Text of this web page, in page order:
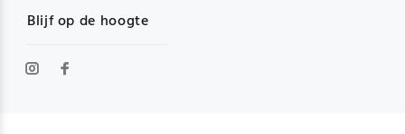
Blijf op de hoogte